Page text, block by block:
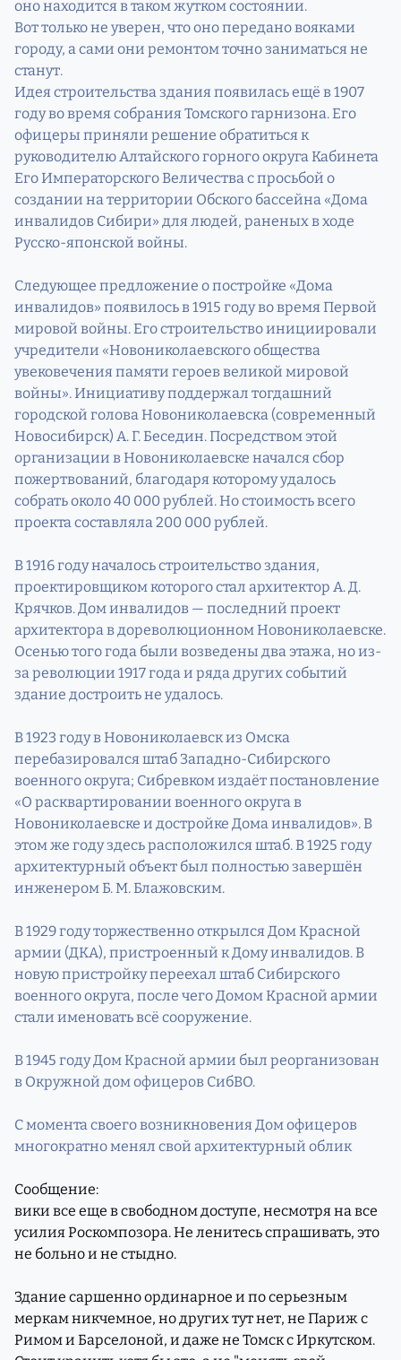
оно находится в таком жутком состоянии.
Вот только не уверен, что оно передано вояками
городу, а сами они ремонтом точно заниматься не
станут.
Идея строительства здания появилась ещё в 1907
году во время собрания Томского гарнизона. Его
офицеры приняли решение обратиться к
руководителю Алтайского горного округа Кабинета
Его Императорского Величества с просьбой о
создании на территории Обского бассейна «Дома
инвалидов Сибири» для людей, раненых в ходе
Русско-японской войны.
Следующее предложение о постройке «Дома
инвалидов» появилось в 1915 году во время Первой
мировой войны. Его строительство инициировали
учредители «Новониколаевского общества
увековечения памяти героев великой мировой
войны». Инициативу поддержал тогдашний
городской голова Новониколаевска (современный
Новосибирск) А. Г. Беседин. Посредством этой
организации в Новониколаевске начался сбор
пожертвований, благодаря которому удалось
собрать около 40 000 рублей. Но стоимость всего
проекта составляла 200 000 рублей.
В 1916 году началось строительство здания,
проектировщиком которого стал архитектор А. Д.
Крячков. Дом инвалидов — последний проект
архитектора в дореволюционном Новониколаевске.
Осенью того года были возведены два этажа, но из-
за революции 1917 года и ряда других событий
здание достроить не удалось.
В 1923 году в Новониколаевск из Омска
перебазировался штаб Западно-Сибирского
военного округа; Сибревком издаёт постановление
«О расквартировании военного округа в
Новониколаевске и достройке Дома инвалидов». В
этом же году здесь расположился штаб. В 1925 году
архитектурный объект был полностью завершён
инженером Б. М. Блажовским.
В 1929 году торжественно открылся Дом Красной
армии (ДКА), пристроенный к Дому инвалидов. В
новую пристройку переехал штаб Сибирского
военного округа, после чего Домом Красной армии
стали именовать всё сооружение.
В 1945 году Дом Красной армии был реорганизован
в Окружной дом офицеров СибВО.
С момента своего возникновения Дом офицеров
многократно менял свой архитектурный облик
Сообщение:
вики все еще в свободном доступе, несмотря на все
усилия Роскомпозора. Не ленитесь спрашивать, это
не больно и не стыдно.
Здание саршенно ординарное и по серьезным
меркам никчемное, но других тут нет, не Париж с
Римом и Барселоной, и даже не Томск с Иркутском.